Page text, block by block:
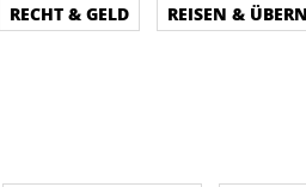
RECHT & GELD
REISEN &